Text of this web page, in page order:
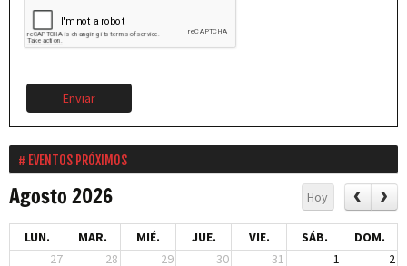
Enviar
EVENTOS PRÓXIMOS
Agosto 2026 Hoy
LUN. MAR. MIÉ. JUE. VIE. SÁB.
DOM.
27
28 29 30 31 1 2